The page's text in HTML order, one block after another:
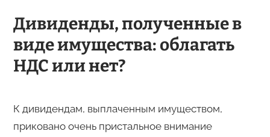
Дивиденды, полученные в
виде имущества: облагать
НДС или нет?
К дивидендам, выплаченным имуществом,
приковано очень пристальное внимание